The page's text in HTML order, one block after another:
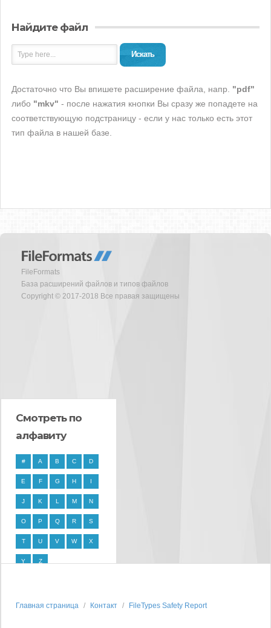
Найдите файл
Искать
Достаточно что Вы впишете расширение файла, напр. "pdf"
либо "mkv" - после нажатия кнопки Вы сразу же попадете на
соответствующую подстраницу - если у нас только есть этот
тип файла в нашей базе.
FileFormats
База расширений файлов и типов файлов
Copyright © 2017-2018 Все правая защищены
Смотреть по
алфавиту
# A B C D
E F G H I
J K L M N
O P Q R S
T U V W X
Y Z
Главная страница Контакт FileTypes Safety Report